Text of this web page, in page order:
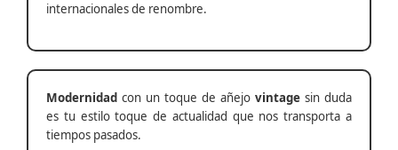
internacionales de renombre.
Modernidad con un toque de añejo vintage sin duda
es tu estilo toque de actualidad que nos transporta a
tiempos pasados.